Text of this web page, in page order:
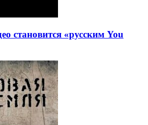
становится «русским You